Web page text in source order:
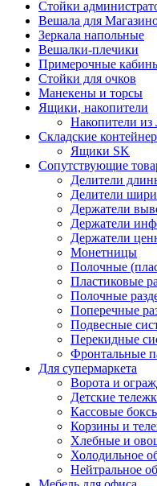
Стойки
Вешала для
Зеркала напольные
Вешалки-плечики
Примерочные
Стойки для очков
Манекены и торсы
Ящики, накопители
Накопители
Складские
Ящики SK
Сопутствующие
Делители
Делители
Держатели
Держатели
Держатели
Монетницы
Полочные
Пластиковые
Полочные
Поперечные
Подвесные
Перекидные
Фронтальные
Для супермаркета
Ворота и
Детские
Кассовые
Корзины и
Хлебные и
Холодильное
Нейтральное